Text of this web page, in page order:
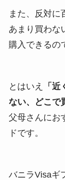
また、反対に
あまり買わな
購入できるの
とはいえ
「
ない、どこで
父母さんにお
ドです。
バニラVisaギ